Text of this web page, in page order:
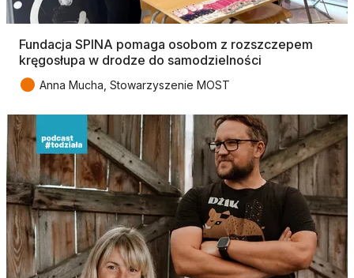
Fundacja SPINA pomaga osobom z rozszczepem
kręgosłupa w drodze do samodzielności
● Anna Mucha, Stowarzyszenie MOST